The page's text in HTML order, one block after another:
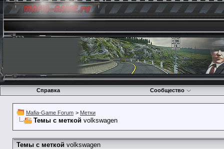
Справка Сообщество
Mafia-Game Forum > Метки
Темы с меткой volkswagen
Темы с меткой volkswagen